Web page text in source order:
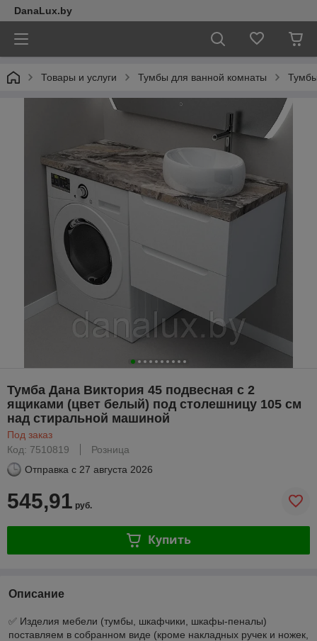
DanaLux.by
Товары и услуги Тумбы для ванной комнаты
Тумба Дана Виктория 45 подвесная с 2
ящиками (цвет белый) под столешницу 105 см
над стиральной машиной
Под заказ
Код: 7510819
Розница
Отправка с 27 августа 2026
545,91 руб.
Купить
Описание
✅ Изделия мебели (тумбы, шкафчики, шкафы-пеналы)
поставляем в собранном виде (кроме накладных ручек и ножек,